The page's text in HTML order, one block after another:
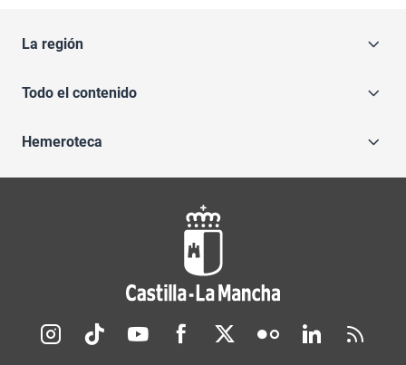
La región
Todo el contenido
Hemeroteca
Redes sociales JCCM